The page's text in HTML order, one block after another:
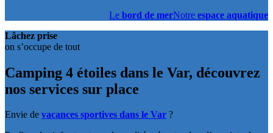
Le bord de merNotre espace aquatique
Lâchez prise
on s’occupe de tout
Camping 4 étoiles dans le Var, découvrez
nos services sur place
Envie de vacances sportives dans le Var ?